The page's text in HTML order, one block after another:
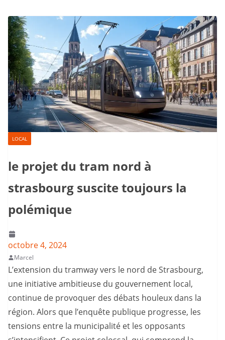
LOCAL
le projet du tram nord à
strasbourg suscite toujours la
polémique
octobre 4, 2024
Marcel
L’extension du tramway vers le nord de Strasbourg,
une initiative ambitieuse du gouvernement local,
continue de provoquer des débats houleux dans la
région. Alors que l’enquête publique progresse, les
tensions entre la municipalité et les opposants